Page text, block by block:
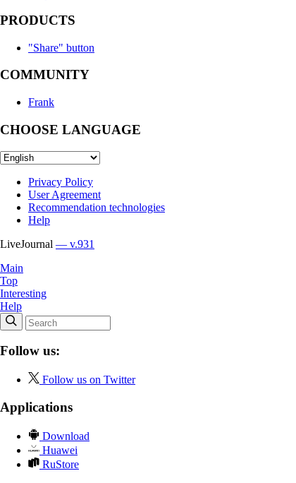
PRODUCTS
"Share" button
COMMUNITY
Frank
CHOOSE LANGUAGE
Privacy Policy
User Agreement
Recommendation technologies
Help
LiveJournal — v.931
Main
Top
Interesting
Help
Follow us:
Follow us on Twitter
Applications
Download
Huawei
RuStore